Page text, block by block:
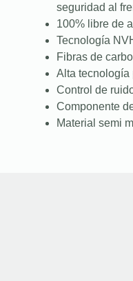
seguridad al
100% libre de
Tecnología
Fibras de
Alta tecnología
Control de
Componente
Material semi